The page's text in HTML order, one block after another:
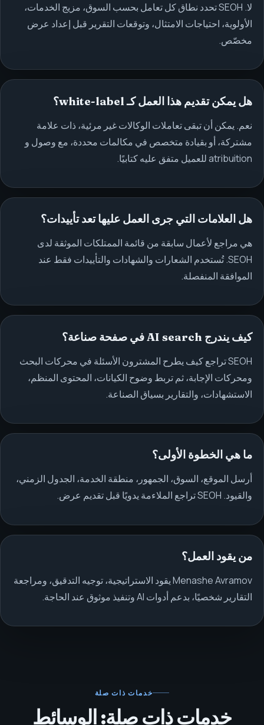
لا. SEOH تحدد نطاق كل تعامل بحسب السوق، مزيج الخدمات،
الأولوية، احتياجات الامتثال، وتوقعات التقرير قبل إعداد عرض
مخصّص.
هل يمكن تقديم هذا العمل كـ white-label؟
نعم. يمكن أن تبقى تعاملات الوكالات غير مرئية، ذات علامة
مشتركة، أو بقيادة متخصص في مكالمات محددة، مع وصول و
atribuition للعميل متفق عليه كتابيًا.
هل العلامات التي جرى العمل عليها تعد تأييدات؟
هي مراجع لأعمال سابقة من قائمة الممتلكات الموثقة لدى
SEOH. تُستخدم الشعارات والشهادات والتأييدات فقط عند
الموافقة المنفصلة.
كيف يندرج AI search في صفحة صناعة؟
SEOH تراجع كيف يطرح المشترون الأسئلة في محركات البحث
ومحركات الإجابة، ثم تربط وضوح الكيانات، المحتوى المنظم،
الاستشهادات، والتقارير بسياق الصناعة.
ما هي الخطوة الأولى؟
أرسل الموقع، السوق، الجمهور، منطقة الخدمة، الجدول الزمني،
والقيود. SEOH تراجع الملاءمة يدويًا قبل تقديم عرض.
من يقود العمل؟
Menashe Avramov يقود الاستراتيجية، توجيه التدقيق، ومراجعة
التقارير شخصيًا، بدعم أدوات AI وتنفيذ موثوق عند الحاجة.
خدمات ذات صلة
خدمات ذات صلة: الوسائط